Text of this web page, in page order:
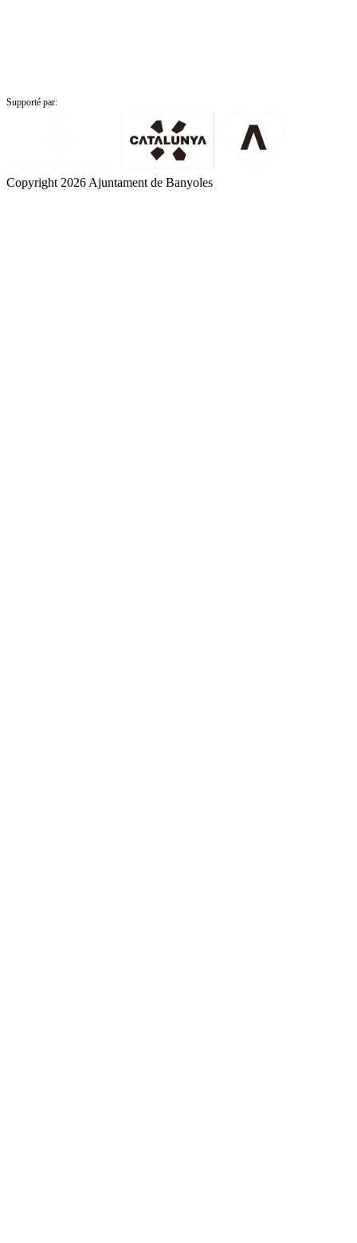
Supporté par:
Copyright 2026 Ajuntament de Banyoles